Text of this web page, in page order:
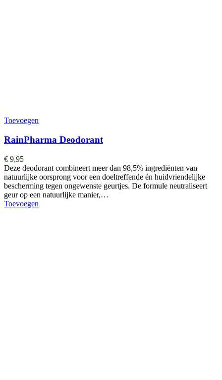
Toevoegen
RainPharma Deodorant
€ 9,95
Deze deodorant combineert meer dan 98,5% ingrediënten van
natuurlijke oorsprong voor een doeltreffende én huidvriendelijke
bescherming tegen ongewenste geurtjes. De formule neutraliseert
geur op een natuurlijke manier,…
Toevoegen